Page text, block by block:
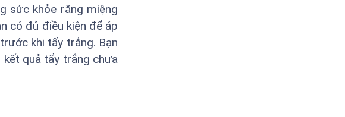
sức khỏe răng miệng
có đủ điều kiện để áp
khi tẩy trắng. Bạn
kết quả tẩy trắng chưa